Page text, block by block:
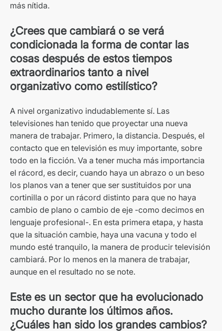
más nítida.
¿Crees que cambiará o se verá
condicionada la forma de contar las
cosas después de estos tiempos
extraordinarios tanto a nivel
organizativo como estilístico?
A nivel organizativo indudablemente sí. Las
televisiones han tenido que proyectar una nueva
manera de trabajar. Primero, la distancia. Después, el
contacto que en televisión es muy importante, sobre
todo en la ficción. Va a tener mucha más importancia
el rácord, es decir, cuando haya un abrazo o un beso
los planos van a tener que ser sustituidos por una
cortinilla o por un rácord distinto para que no haya
cambio de plano o cambio de eje -como decimos en
lenguaje profesional-. En esta primera etapa, y hasta
que la situación cambie, haya una vacuna y todo el
mundo esté tranquilo, la manera de producir televisión
cambiará. Por lo menos en la manera de trabajar,
aunque en el resultado no se note.
Este es un sector que ha evolucionado
mucho durante los últimos años.
¿Cuáles han sido los grandes cambios?